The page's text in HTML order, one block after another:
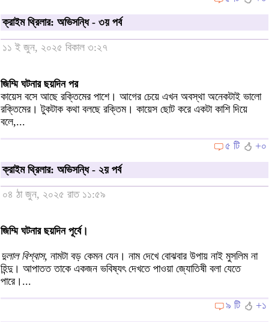
ক্রাইম থ্রিলার: অভিসন্ধি - ৩য় পর্ব
১১ ই জুন, ২০২৫ বিকাল ৩:২৭
জিম্মি ঘটনার ছয়দিন পর
কায়েস বসে আছে রক্তিমের পাশে। আগের চেয়ে এখন অবস্থা অনেকটাই ভালো
রক্তিমের। টুকটাক কথা বলছে রক্তিম। কায়েস ছোট করে একটা কাশি দিয়ে
বলে,...
৫ টি
+০
ক্রাইম থ্রিলার: অভিসন্ধি - ২য় পর্ব
০৪ ঠা জুন, ২০২৫ রাত ১১:৫৯
জিম্মি ঘটনার ছয়দিন পূর্বে।
দুলাল বিশ্বাস, নামটা বড় কেমন যেন। নাম দেখে বোঝবার উপায় নাই মুসলিম না
হিন্দু। আপাতত তাকে একজন ভবিষ্যৎ দেখতে পাওয়া জ্যোতিষী বলা যেতে
পারে।...
৯ টি
+১